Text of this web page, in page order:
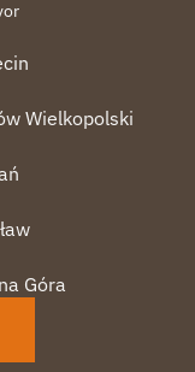
Wielkopolski
Góra